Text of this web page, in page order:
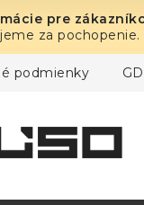
za pochopenie.
podmienky